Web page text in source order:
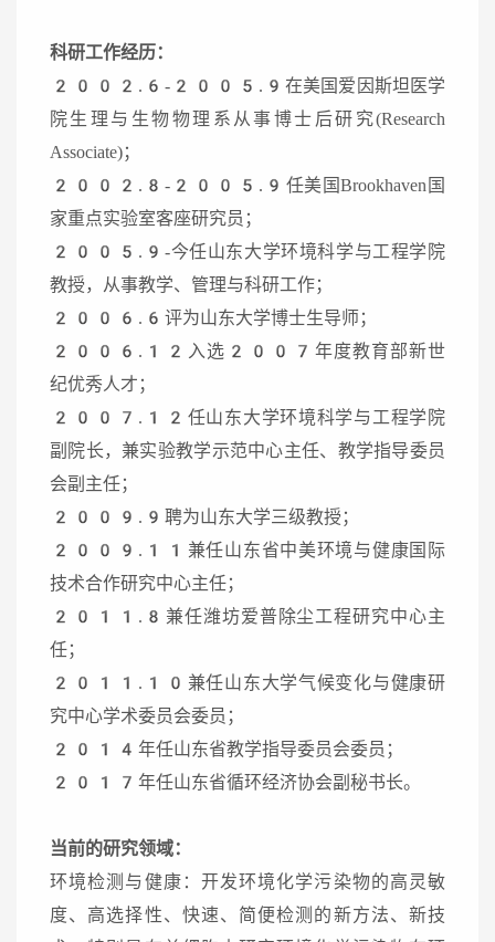
科研工作经历：
2002.6-2005.9在美国爱因斯坦医学
院生理与生物物理系从事博士后研究(Research
Associate)；
2002.8-2005.9任美国Brookhaven国
家重点实验室客座研究员；
2005.9-今任山东大学环境科学与工程学院
教授，从事教学、管理与科研工作；
2006.6评为山东大学博士生导师；
2006.12入选2007年度教育部新世
纪优秀人才；
2007.12任山东大学环境科学与工程学院
副院长，兼实验教学示范中心主任、教学指导委员
会副主任；
2009.9聘为山东大学三级教授；
2009.11兼任山东省中美环境与健康国际
技术合作研究中心主任；
2011.8兼任潍坊爱普除尘工程研究中心主
任；
2011.10兼任山东大学气候变化与健康研
究中心学术委员会委员；
2014年任山东省教学指导委员会委员；
2017年任山东省循环经济协会副秘书长。
当前的研究领域：
环境检测与健康：开发环境化学污染物的高灵敏
度、高选择性、快速、简便检测的新方法、新技